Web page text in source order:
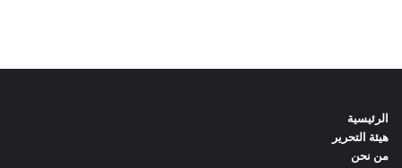
الرئيسية
هيئة التحرير
من نحن